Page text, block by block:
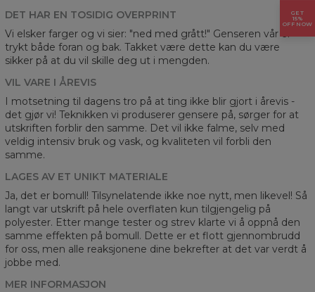
DET HAR EN TOSIDIG OVERPRINT
Vi elsker farger og vi sier: "ned med grått!" Genseren vår er
trykt både foran og bak. Takket være dette kan du være
sikker på at du vil skille deg ut i mengden.
VIL VARE I ÅREVIS
I motsetning til dagens tro på at ting ikke blir gjort i årevis -
det gjør vi! Teknikken vi produserer gensere på, sørger for at
utskriften forblir den samme. Det vil ikke falme, selv med
veldig intensiv bruk og vask, og kvaliteten vil forbli den
samme.
LAGES AV ET UNIKT MATERIALE
Ja, det er bomull! Tilsynelatende ikke noe nytt, men likevel! Så
langt var utskrift på hele overflaten kun tilgjengelig på
polyester. Etter mange tester og strev klarte vi å oppnå den
samme effekten på bomull. Dette er et flott gjennombrudd
for oss, men alle reaksjonene dine bekrefter at det var verdt å
jobbe med.
MER INFORMASJON
GET
15%
OFF NOW